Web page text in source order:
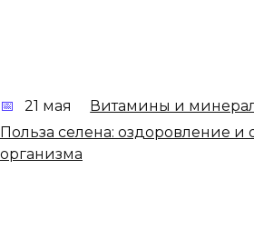
21 мая
Витамины и
Польза селена: оздоровление
организма